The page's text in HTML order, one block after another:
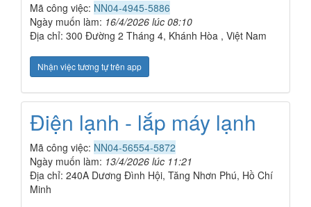
Mã công việc: NN04-4945-5886
Ngày muốn làm: 16/4/2026 lúc 08:10
Địa chỉ: 300 Đường 2 Tháng 4, Khánh Hòa , Việt Nam
Nhận việc tương tự trên app
Điện lạnh - lắp máy lạnh
Mã công việc: NN04-56554-5872
Ngày muốn làm: 13/4/2026 lúc 11:21
Địa chỉ: 240A Dương Đình Hội, Tăng Nhơn Phú, Hồ Chí
Minh